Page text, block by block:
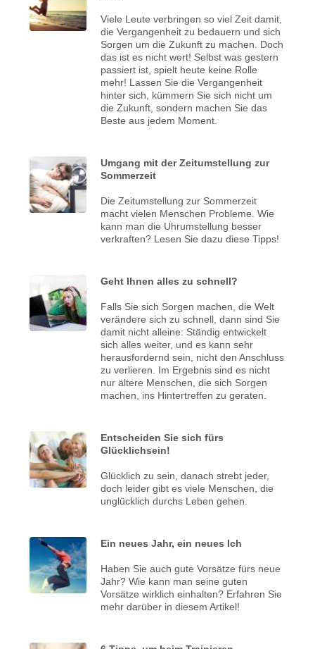
Viele Leute verbringen so viel Zeit damit,
die Vergangenheit zu bedauern und sich
Sorgen um die Zukunft zu machen. Doch
das ist es nicht wert! Selbst was gestern
passiert ist, spielt heute keine Rolle
mehr! Lassen Sie die Vergangenheit
hinter sich, kümmern Sie sich nicht um
die Zukunft, sondern machen Sie das
Beste aus jedem Moment.
Umgang mit der Zeitumstellung zur
Sommerzeit
Die Zeitumstellung zur Sommerzeit
macht vielen Menschen Probleme. Wie
kann man die Uhrumstellung besser
verkraften? Lesen Sie dazu diese Tipps!
Geht Ihnen alles zu schnell?
Falls Sie sich Sorgen machen, die Welt
verändere sich zu schnell, dann sind Sie
damit nicht alleine: Ständig entwickelt
sich alles weiter, und es kann sehr
herausfordernd sein, nicht den Anschluss
zu verlieren. Im Ergebnis sind es nicht
nur ältere Menschen, die sich Sorgen
machen, ins Hintertreffen zu geraten.
Entscheiden Sie sich fürs
Glücklichsein!
Glücklich zu sein, danach strebt jeder,
doch leider gibt es viele Menschen, die
unglücklich durchs Leben gehen.
Ein neues Jahr, ein neues Ich
Haben Sie auch gute Vorsätze fürs neue
Jahr? Wie kann man seine guten
Vorsätze wirklich einhalten? Erfahren Sie
mehr darüber in diesem Artikel!